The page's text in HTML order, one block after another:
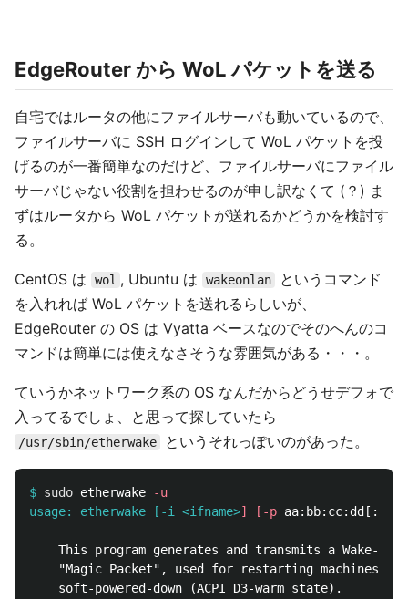
EdgeRouter から WoL パケットを送る
自宅ではルータの他にファイルサーバも動いているので、
ファイルサーバに SSH ログインして WoL パケットを投
げるのが一番簡単なのだけど、ファイルサーバにファイル
サーバじゃない役割を担わせるのが申し訳なくて (？) ま
ずはルータから WoL パケットが送れるかどうかを検討す
る。
CentOS は wol , Ubuntu は wakeonlan
というコマンド
を入れれば WoL パケットを送れるらしいが、
EdgeRouter の OS は Vyatta ベースなのでそのへんのコ
マンドは簡単には使えなさそうな雰囲気がある・・・。
ていうかネットワーク系の OS なんだからどうせデフォで
入ってるでしょ、と思って探していたら
/usr/sbin/etherwake というそれっぽいのがあった。
$ sudo etherwake
-u
usage: etherwake [-i <ifname>] [ -p